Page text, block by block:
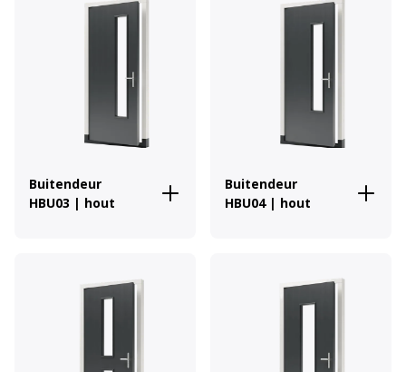
Buitendeur
HBU03 | hout
Buitendeur
HBU04 | hout